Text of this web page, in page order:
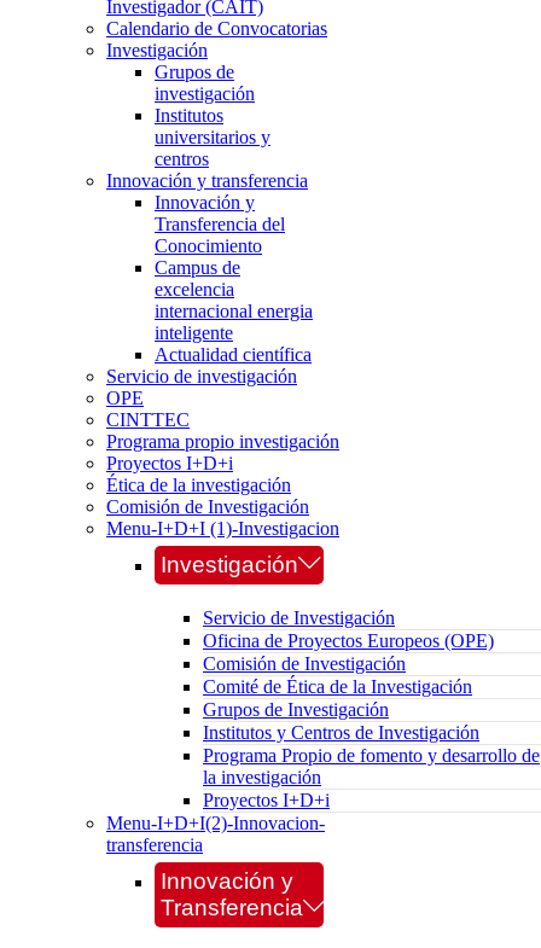
Investigador (CAIT)
Calendario de Convocatorias
Investigación
Grupos de
investigación
Institutos
universitarios y
centros
Innovación y transferencia
Innovación y
Transferencia del
Conocimiento
Campus de
excelencia
internacional energia
inteligente
Actualidad científica
Servicio de investigación
OPE
CINTTEC
Programa propio investigación
Proyectos I+D+i
Ética de la investigación
Comisión de Investigación
Menu-I+D+I (1)-Investigacion
Investigación
Servicio de Investigación
Oficina de Proyectos Europeos (OPE)
Comisión de Investigación
Comité de Ética de la Investigación
Grupos de Investigación
Institutos y Centros de Investigación
Programa Propio de fomento y desarrollo de
la investigación
Proyectos I+D+i
Menu-I+D+I(2)-Innovacion-
transferencia
Innovación y
Transferencia